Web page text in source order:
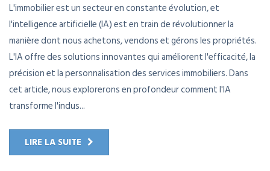
L'immobilier est un secteur en constante évolution, et
l'intelligence artificielle (IA) est en train de révolutionner la
manière dont nous achetons, vendons et gérons les propriétés.
L'IA offre des solutions innovantes qui améliorent l'efficacité, la
précision et la personnalisation des services immobiliers. Dans
cet article, nous explorerons en profondeur comment l'IA
transforme l'indus...
LIRE LA SUITE